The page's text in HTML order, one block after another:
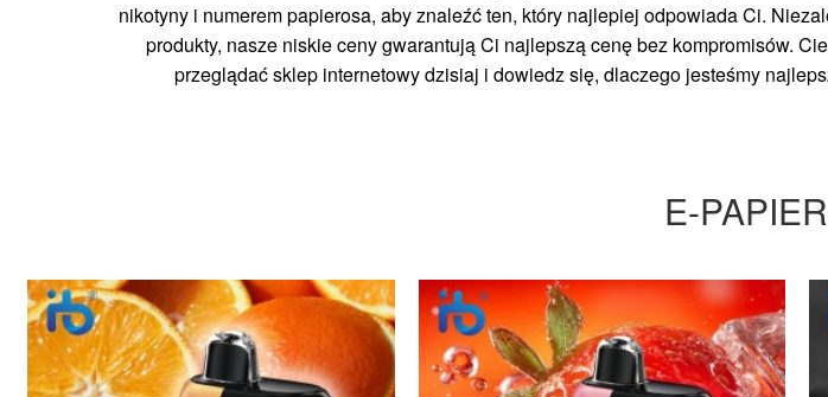
nikotyny i numerem papierosa, aby znaleźć ten, który najlepiej odpowiada Ci.
produkty, nasze niskie ceny gwarantują Ci najlepszą cenę bez kompromisów.
przeglądać sklep internetowy dzisiaj i dowiedz się, dlaczego jesteśmy
E-